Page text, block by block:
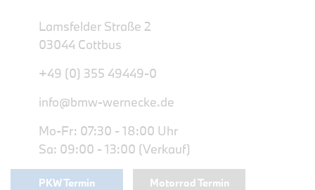
Lamsfelder Straße 2
03044 Cottbus
+49 (0) 355 49449-0
info@bmw-wernecke.de
Mo-Fr: 07:30 - 18:00 Uhr
Sa: 09:00 - 13:00 (Verkauf)
PKW Termin Motorrad Termin